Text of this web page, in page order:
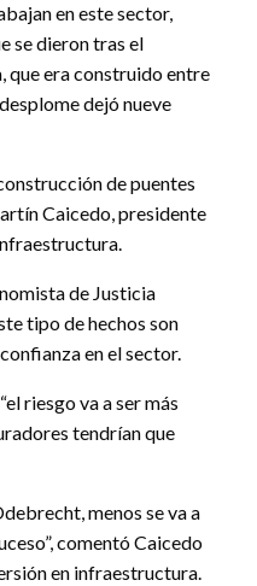
en este sector,
se dieron tras el
que era construido entre
dejó nueve
de puentes
Caicedo, presidente
de Justicia
tipo de hechos son
en el sector.
riesgo va a ser más
tendrían que
menos se va a
comentó Caicedo
en infraestructura.